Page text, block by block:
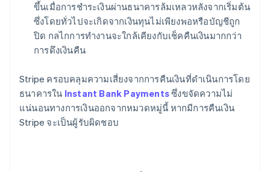
ขึ้นเมื่อการชำระเงินผ่านธนาคารล้มเหลวหลังจากเริ่มต้น
ซึ่งโดยทั่วไปจะเกิดจากเงินทุนไม่เพียงพอหรือบัญชีถูก
ปิด กลไกการทำงานจะใกล้เคียงกับเช็คคืนเงินมากกว่า
การดึงเงินคืน
Stripe ครอบคลุมความเสี่ยงจากการคืนเงินที่ดำเนินการโดย
ธนาคารใน Instant Bank Paymentsซึ่งขจัดความไม่
แน่นอนทางการเงินออกจากหมวดหมู่นี้ หากมีการคืนเงิน
Stripe จะเป็นผู้รับผิดชอบ